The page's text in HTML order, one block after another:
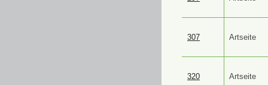
307 Artseite
320 Artseite